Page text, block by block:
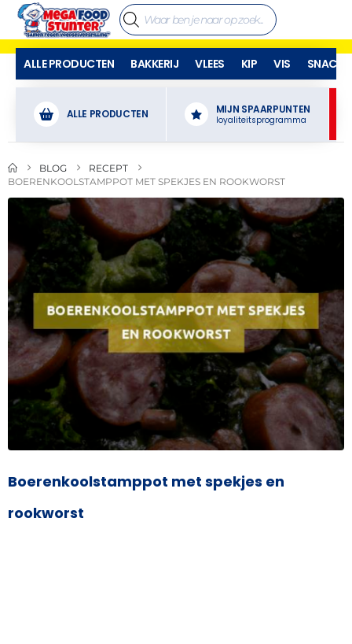
ALLE PRODUCTEN BAKKERIJ VLEES KIP VIS SNACKS
ALLE PRODUCTEN MIJN SPAARPUNTEN
loyaliteitsprogramma
BLOG
RECEPT
BOERENKOOLSTAMPPOT MET SPEKJES EN ROOKWORST
Boerenkoolstamppot met spekjes en
rookworst